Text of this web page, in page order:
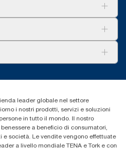
leader globale nel settore
i nostri prodotti, servizi e soluzioni
in tutto il mondo. Il nostro
a beneficio di consumatori,
società. Le vendite vengono effettuate
a livello mondiale TENA e Tork e con